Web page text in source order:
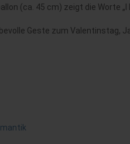
(ca. 45 cm) zeigt die Worte „I
Geste zum Valentinstag,